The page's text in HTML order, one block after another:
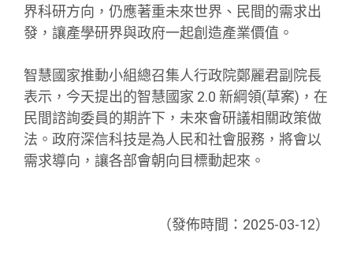
界科研方向，仍應著重未來世界、民間的需求出
發，讓產學研界與政府一起創造產業價值。
智慧國家推動小組總召集人行政院鄭麗君副院長
表示，今天提出的智慧國家 2.0 新綱領(草案)，在
民間諮詢委員的期許下，未來會研議相關政策做
法。政府深信科技是為人民和社會服務，將會以
需求導向，讓各部會朝向目標動起來。
（發佈時間：2025-03-12）